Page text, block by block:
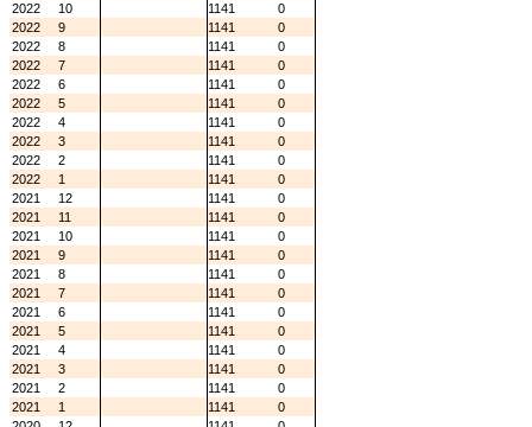
2022
10 1141
0
2022
9 1141
0
2022
8 1141
0
2022
7 1141
0
2022
6 1141
0
2022
5 1141
0
2022
4 1141
0
2022
3 1141
0
2022
2 1141
0
2022
1 1141
0
2021
12 1141
0
2021
11 1141
0
2021
10 1141
0
2021
9 1141
0
2021
8 1141
0
2021
7 1141
0
2021
6 1141
0
2021
5 1141
0
2021
4 1141
0
2021
3 1141
0
2021
2 1141
0
2021
1 1141
0